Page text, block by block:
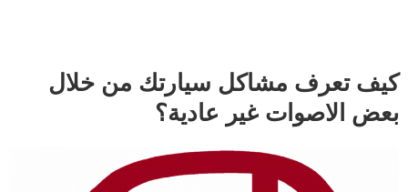
كيف تعرف مشاكل سيارتك من خلال
بعض الاصوات غير عادية؟